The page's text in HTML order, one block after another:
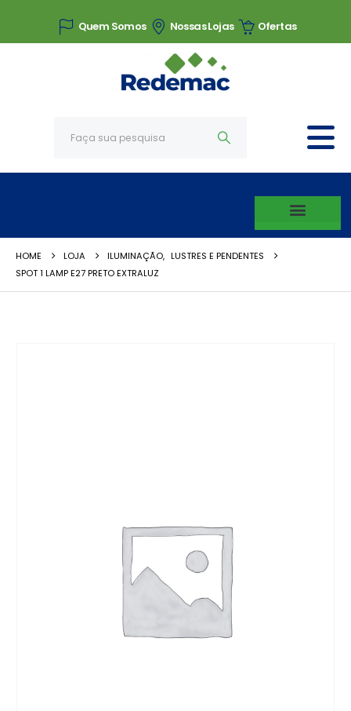
Quem Somos Nossas Lojas Ofertas
HOME LOJA ILUMINAÇÃO, LUSTRES E PENDENTES
SPOT 1 LAMP E27 PRETO EXTRALUZ